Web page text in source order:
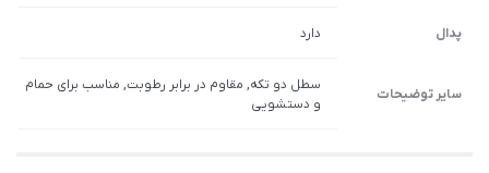
پدال دارد
سایر توضیحات
سطل دو تكه, مقاوم در برابر رطوبت, مناسب برای حمام
و دستشويی